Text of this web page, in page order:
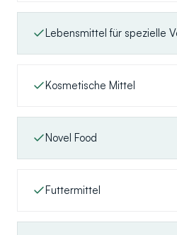
Lebensmittel für spezielle
Kosmetische Mittel
Novel Food
Futtermittel